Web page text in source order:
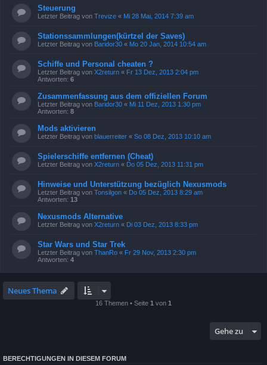
Steuerung
Letzter Beitrag von Trevize « Mi 28 Mai, 2014 7:39 am
Stationssammlungen(kürtzel der Saves)
Letzter Beitrag von Baridor30 « Mo 20 Jan, 2014 10:54 am
Schiffe und Personal cheaten ?
Letzter Beitrag von X2return « Fr 13 Dez, 2013 2:04 pm
Antworten: 6
Zusammenfassung aus dem offiziellen Forum
Letzter Beitrag von Baridor30 « Mi 11 Dez, 2013 1:30 pm
Antworten: 8
Mods aktivieren
Letzter Beitrag von blauerreiter « So 08 Dez, 2013 10:10 am
Spielerschiffe entfernen (Cheat)
Letzter Beitrag von X2return « Do 05 Dez, 2013 11:31 pm
Hinweise und Unterstützung bezüglich Nexusmods
Letzter Beitrag von Tonsilgon « Do 05 Dez, 2013 8:29 am
Antworten: 13
Nexusmods Alternative
Letzter Beitrag von X2return « Di 03 Dez, 2013 8:33 pm
Star Wars und Star Trek
Letzter Beitrag von ThanRo « Fr 29 Nov, 2013 2:30 pm
Antworten: 4
Neues Thema
16 Themen • Seite 1 von 1
Gehe zu
BERECHTIGUNGEN IN DIESEM FORUM